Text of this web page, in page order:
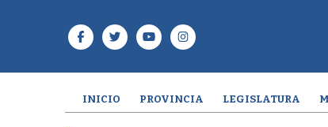
INICIO PROVINCIA LEGISLATURA